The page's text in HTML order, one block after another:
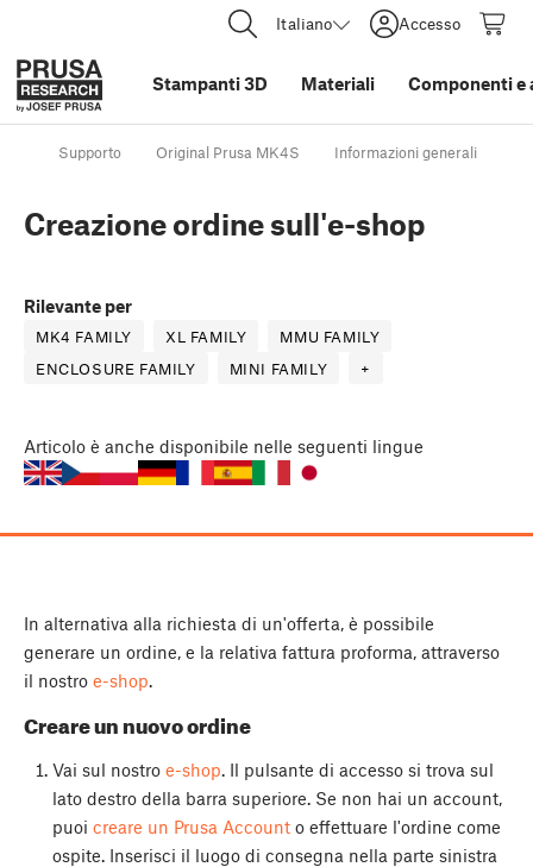
Italiano Accesso
Stampanti 3D Materiali Componenti e
Supporto Original Prusa MK4S Informazioni generali
Creazione ordine sull'e-shop
Rilevante per
MK4 FAMILY XL FAMILY
MMU FAMILY
ENCLOSURE FAMILY
MINI FAMILY +
Articolo è anche disponibile nelle seguenti lingue
In alternativa alla richiesta di un'offerta, è possibile
generare un ordine, e la relativa fattura proforma, attraverso
il nostro e-shop.
Creare un nuovo ordine
Vai sul nostro e-shop. Il pulsante di accesso si trova sul
lato destro della barra superiore. Se non hai un account,
puoi creare un Prusa Accounto effettuare l'ordine come
ospite. Inserisci il luogo di consegna nella parte sinistra